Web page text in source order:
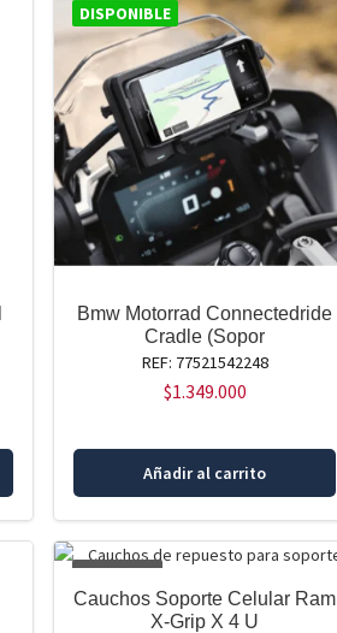
DISPONIBLE
Bmw Motorrad Connectedride
Cradle (Sopor
REF: 77521542248
$1.349.000
Añadir al carrito
AGOTADO
Cauchos Soporte Celular Ram
X-Grip X 4 U